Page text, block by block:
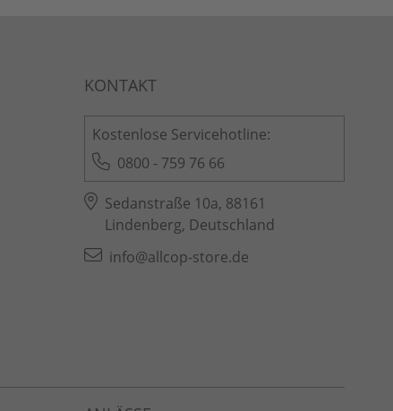
Kostenlose Servicehotline:
0800 - 759 76 66
Sedanstraße 10a, 88161
Lindenberg, Deutschland
info@allcop-store.de